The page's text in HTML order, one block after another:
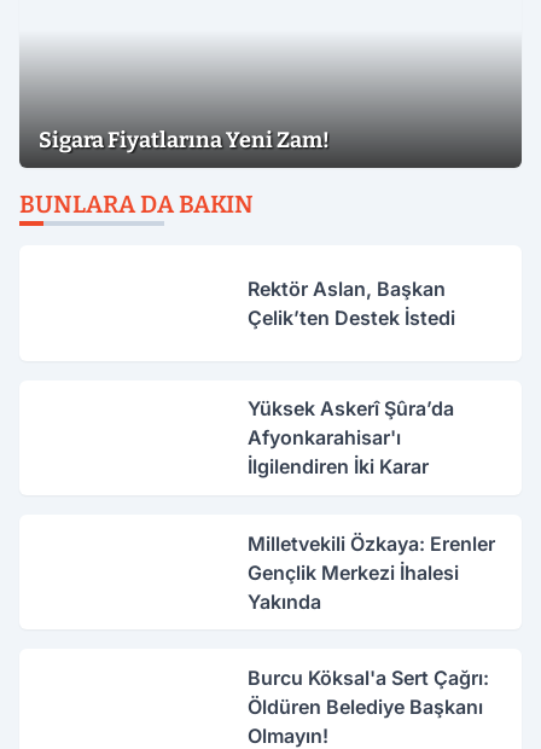
Sigara Fiyatlarına Yeni Zam!
BUNLARA DA BAKIN
Rektör Aslan, Başkan
Çelik’ten Destek İstedi
Yüksek Askerî Şûra’da
Afyonkarahisar'ı
İlgilendiren İki Karar
Milletvekili Özkaya: Erenler
Gençlik Merkezi İhalesi
Yakında
Burcu Köksal'a Sert Çağrı:
Öldüren Belediye Başkanı
Olmayın!